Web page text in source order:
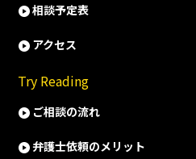
相談予定表
アクセス
Try Reading
ご相談の流れ
弁護士依頼のメリット